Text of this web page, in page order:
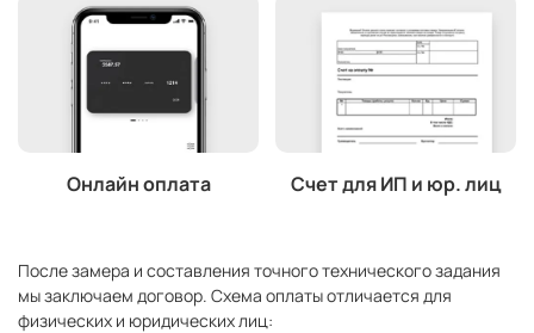
Онлайн оплата Счет для ИП и юр. лиц
После замера и составления точного технического задания
мы заключаем договор. Схема оплаты отличается для
физических и юридических лиц: